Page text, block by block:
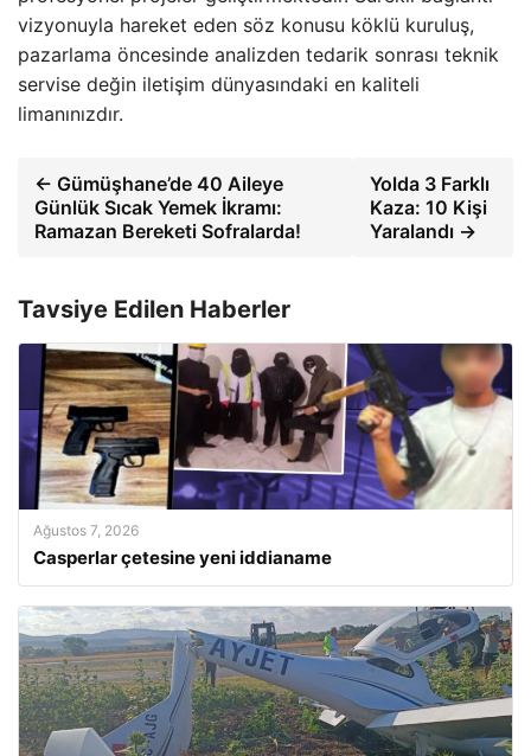
vizyonuyla hareket eden söz konusu köklü kuruluş,
pazarlama öncesinde analizden tedarik sonrası teknik
servise değin iletişim dünyasındaki en kaliteli
limanınızdır.
← Gümüşhane’de 40 Aileye
Günlük Sıcak Yemek İkramı:
Ramazan Bereketi Sofralarda!
Yolda 3 Farklı
Kaza: 10 Kişi
Yaralandı →
Tavsiye Edilen Haberler
Ağustos 7, 2026
Casperlar çetesine yeni iddianame